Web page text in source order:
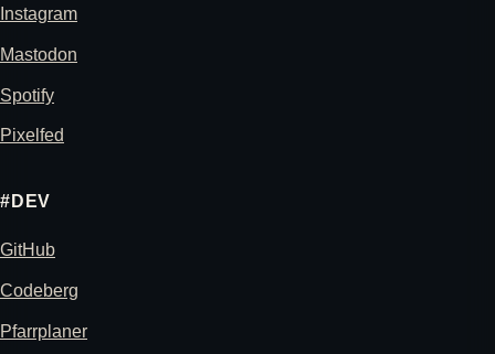
Instagram
Mastodon
Spotify
Pixelfed
#DEV
GitHub
Codeberg
Pfarrplaner